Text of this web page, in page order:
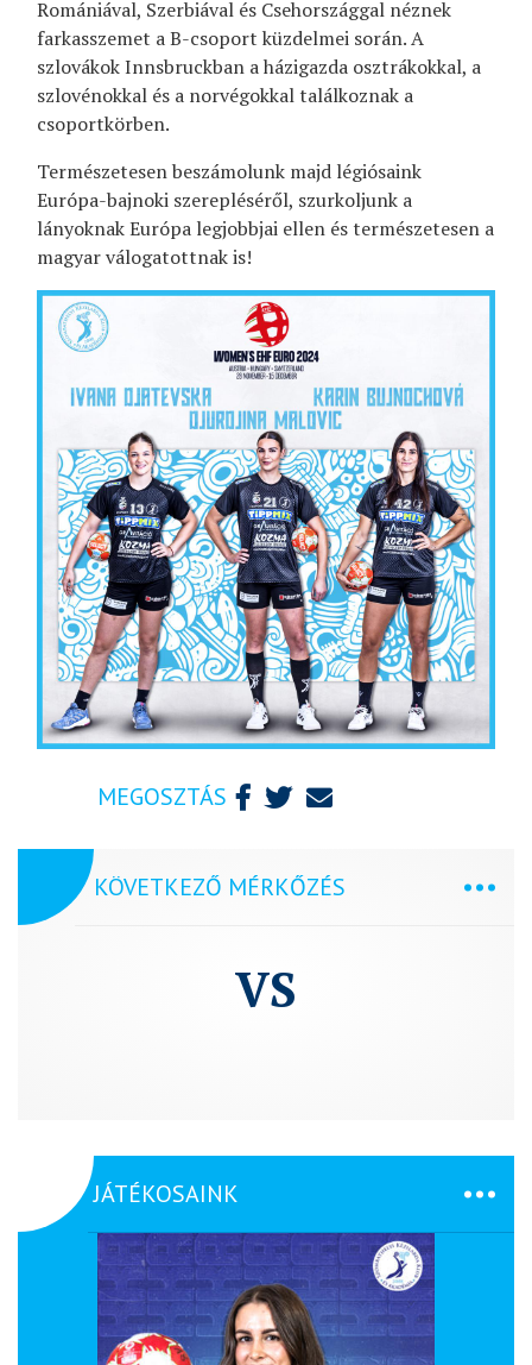
Romániával, Szerbiával és Csehországgal néznek
farkasszemet a B-csoport küzdelmei során. A
szlovákok Innsbruckban a házigazda osztrákokkal, a
szlovénokkal és a norvégokkal találkoznak a
csoportkörben.
Természetesen beszámolunk majd légiósaink
Európa-bajnoki szerepléséről, szurkoljunk a
lányoknak Európa legjobbjai ellen és természetesen a
magyar válogatottnak is!
MEGOSZTÁS
KÖVETKEZŐ MÉRKŐZÉS
VS
JÁTÉKOSAINK